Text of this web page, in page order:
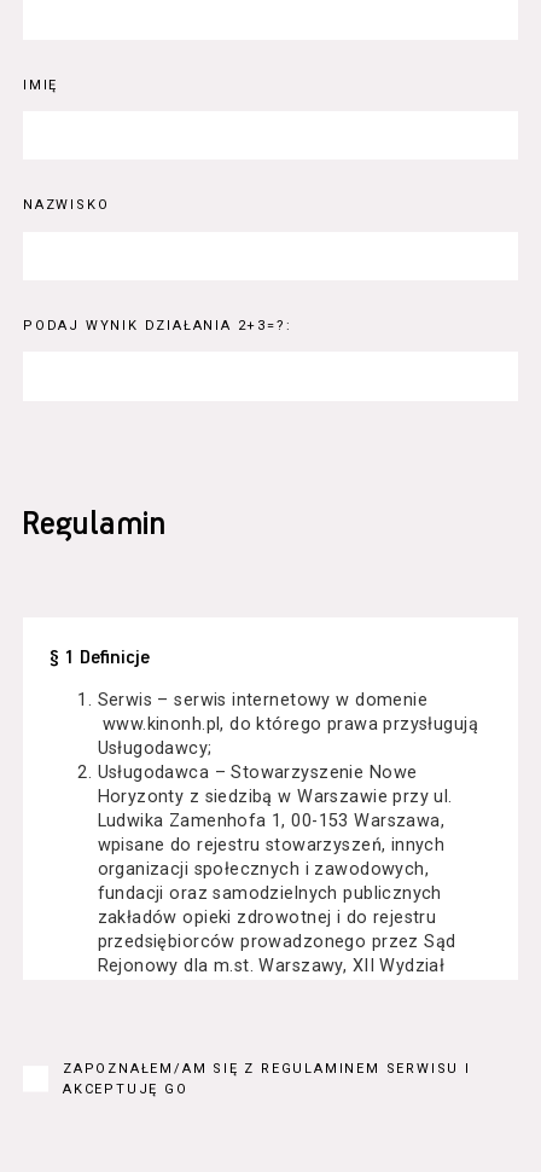
IMIĘ
NAZWISKO
PODAJ WYNIK DZIAŁANIA 2+3=?:
Regulamin
§ 1 Definicje
Serwis – serwis internetowy w domenie
www.kinonh.pl, do którego prawa przysługują
Usługodawcy;
Usługodawca – Stowarzyszenie Nowe
Horyzonty z siedzibą w Warszawie przy ul.
Ludwika Zamenhofa 1, 00-153 Warszawa,
wpisane do rejestru stowarzyszeń, innych
organizacji społecznych i zawodowych,
fundacji oraz samodzielnych publicznych
zakładów opieki zdrowotnej i do rejestru
przedsiębiorców prowadzonego przez Sąd
Rejonowy dla m.st. Warszawy, XII Wydział
Usługobiorca - osoba fizyczna, osoba prawna
lub jednostka organizacyjna nieposiadająca
ZAPOZNAŁEM/AM SIĘ Z REGULAMINEM SERWISU I
AKCEPTUJĘ GO